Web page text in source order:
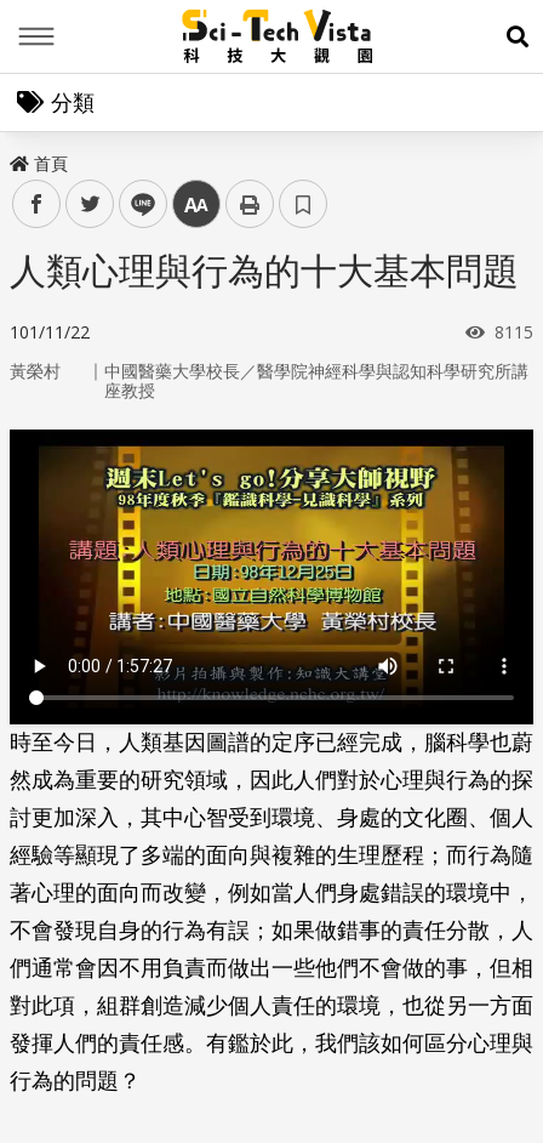
展
分類
首頁
facebooktwitter line 中
人類心理與行為的十大基本問題
101/11/22 瀏覽
8115
黃榮村 ｜ 中國醫藥大學校長／醫學院神經科學與認知科學研究所講
座教授
時至今日，人類基因圖譜的定序已經完成，腦科學也蔚
然成為重要的研究領域，因此人們對於心理與行為的探
討更加深入，其中心智受到環境、身處的文化圈、個人
經驗等顯現了多端的面向與複雜的生理歷程；而行為隨
著心理的面向而改變，例如當人們身處錯誤的環境中，
不會發現自身的行為有誤；如果做錯事的責任分散，人
們通常會因不用負責而做出一些他們不會做的事，但相
對此項，組群創造減少個人責任的環境，也從另一方面
發揮人們的責任感。有鑑於此，我們該如何區分心理與
行為的問題？